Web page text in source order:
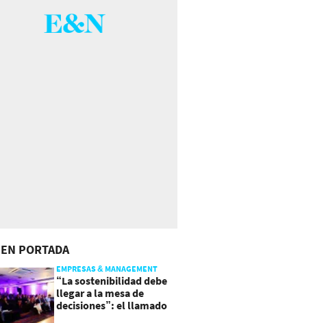
EN PORTADA
EMPRESAS & MANAGEMENT
“La sostenibilidad debe
llegar a la mesa de
decisiones”: el llamado